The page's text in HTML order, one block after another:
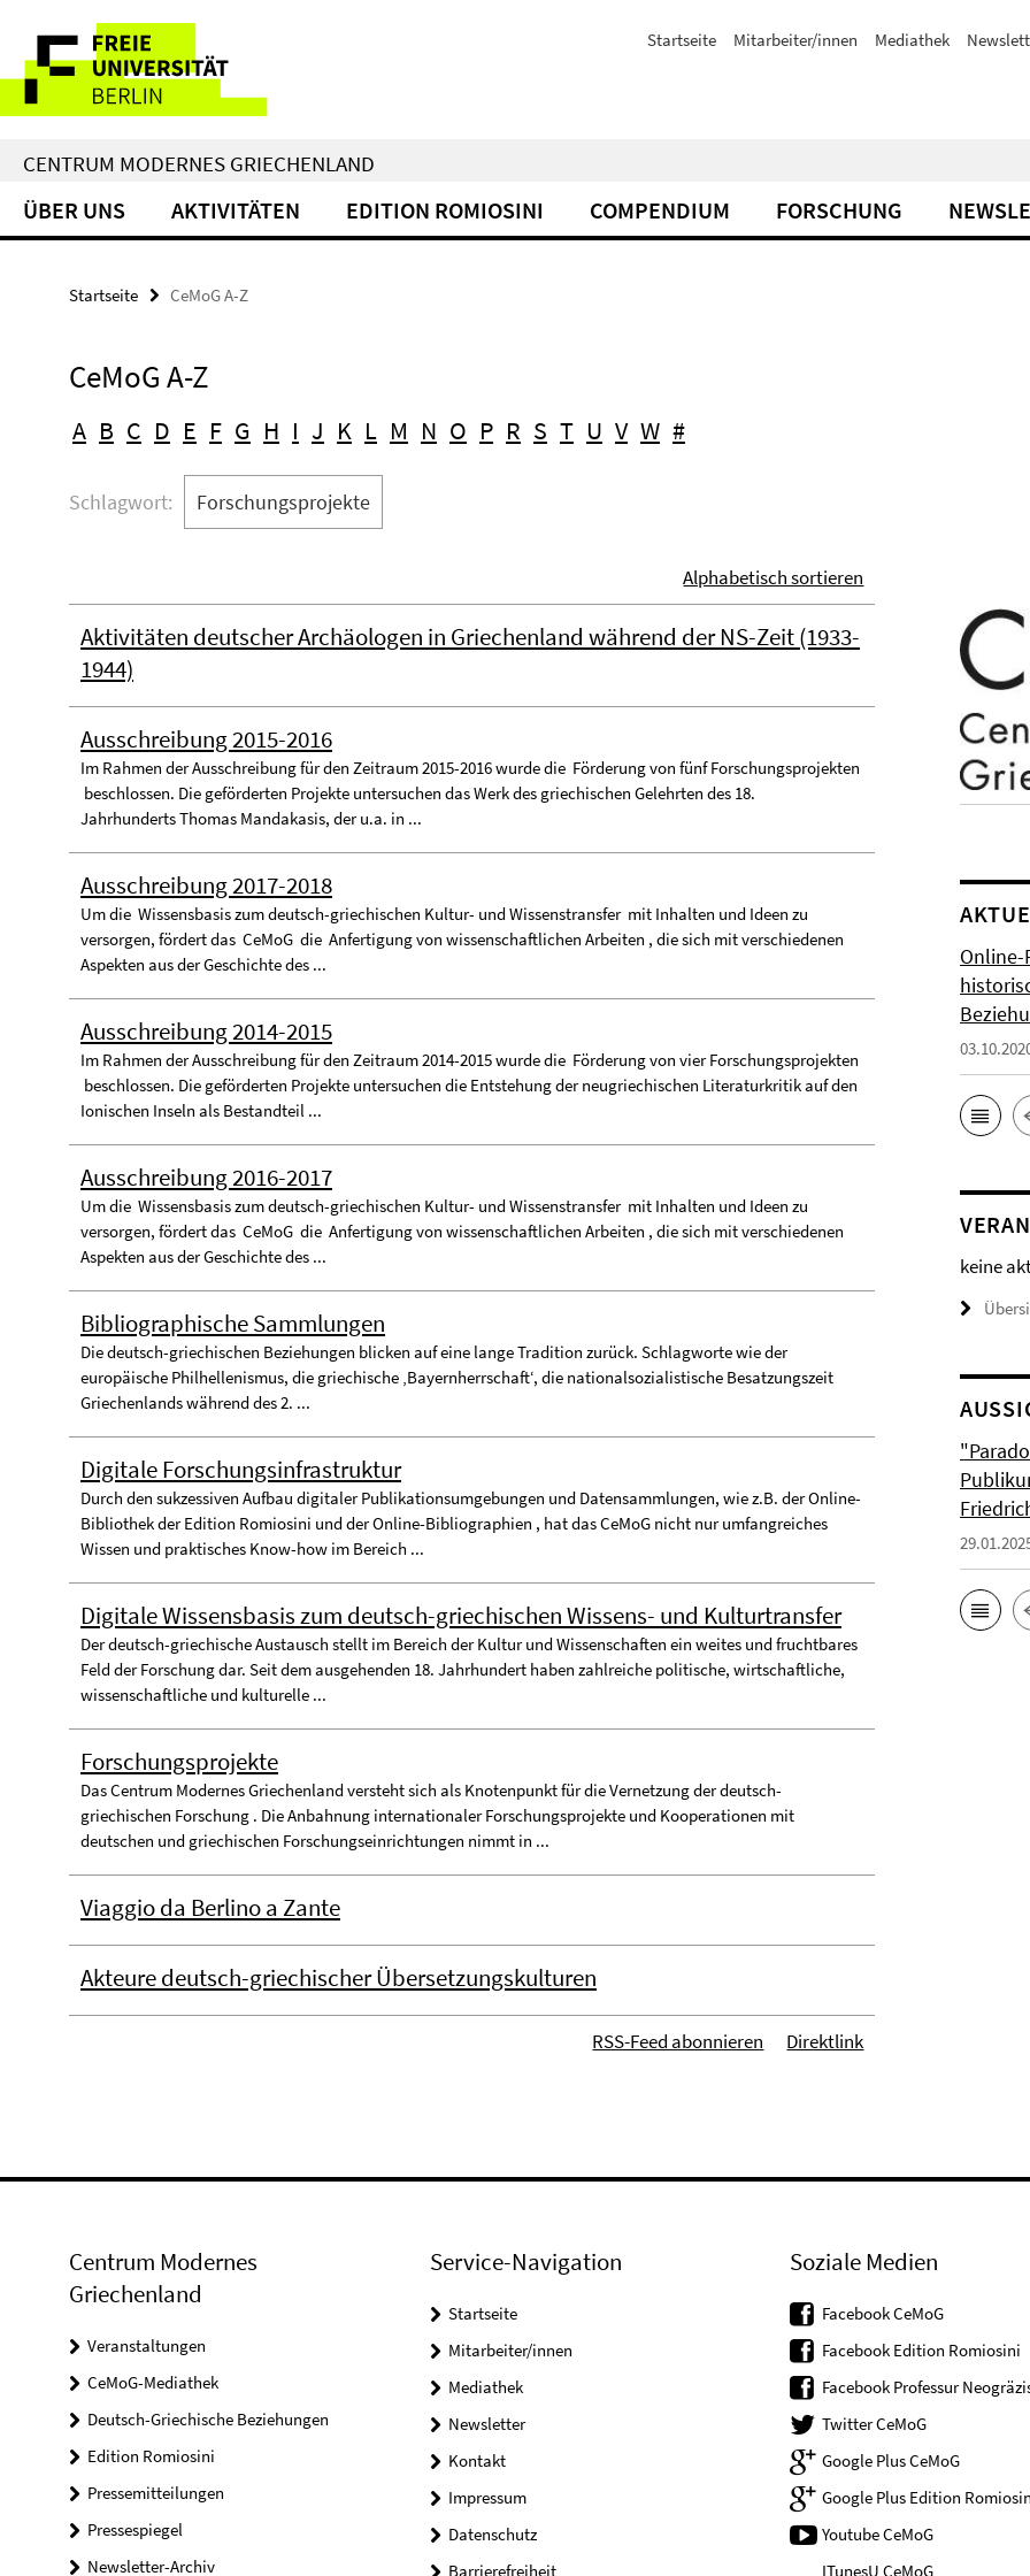
direkt
Inhalt
Service-
Navigation
Startseite Mitarbeiter/innen Mediathek
CENTRUM MODERNES GRIECHENLAND
ÜBER UNS AKTIVITÄTEN EDITION ROMIOSINI COMPENDIUM FORSCHUNG
Startseite CeMoG A-Z
CeMoG A-Z
A B C D E F G H I J K L M N O P R S T U V W #
Schlagwort: Forschungsprojekte
Alphabetisch sortieren
Aktivitäten deutscher Archäologen in Griechenland während der NS-Zeit (1933-
1944)
Ausschreibung 2015-2016
Im Rahmen der Ausschreibung für den Zeitraum 2015-2016 wurde die Förderung von fünf Forschungsprojekten
beschlossen. Die geförderten Projekte untersuchen das Werk des griechischen Gelehrten des 18.
Jahrhunderts Thomas Mandakasis, der u.a. in ...
Ausschreibung 2017-2018
Um die Wissensbasis zum deutsch-griechischen Kultur- und Wissenstransfer mit Inhalten und Ideen zu
versorgen, fördert das CeMoG die Anfertigung von wissenschaftlichen Arbeiten , die sich mit verschiedenen
Aspekten aus der Geschichte des ...
Ausschreibung 2014-2015
Im Rahmen der Ausschreibung für den Zeitraum 2014-2015 wurde die Förderung von vier Forschungsprojekten
beschlossen. Die geförderten Projekte untersuchen die Entstehung der neugriechischen Literaturkritik auf den
Ionischen Inseln als Bestandteil ...
Ausschreibung 2016-2017
Um die Wissensbasis zum deutsch-griechischen Kultur- und Wissenstransfer mit Inhalten und Ideen zu
versorgen, fördert das CeMoG die Anfertigung von wissenschaftlichen Arbeiten , die sich mit verschiedenen
Aspekten aus der Geschichte des ...
Bibliographische Sammlungen
Die deutsch-griechischen Beziehungen blicken auf eine lange Tradition zurück. Schlagworte wie der
europäische Philhellenismus, die griechische ‚Bayernherrschaft‘, die nationalsozialistische Besatzungszeit
Griechenlands während des 2. ...
Digitale Forschungsinfrastruktur
Durch den sukzessiven Aufbau digitaler Publikationsumgebungen und Datensammlungen, wie z.B. der Online-
Bibliothek der Edition Romiosini und der Online-Bibliographien , hat das CeMoG nicht nur umfangreiches
Wissen und praktisches Know-how im Bereich ...
Digitale Wissensbasis zum deutsch-griechischen Wissens- und Kulturtransfer
Der deutsch-griechische Austausch stellt im Bereich der Kultur und Wissenschaften ein weites und fruchtbares
Feld der Forschung dar. Seit dem ausgehenden 18. Jahrhundert haben zahlreiche politische, wirtschaftliche,
wissenschaftliche und kulturelle ...
Forschungsprojekte
Das Centrum Modernes Griechenland versteht sich als Knotenpunkt für die Vernetzung der deutsch-
griechischen Forschung . Die Anbahnung internationaler Forschungsprojekte und Kooperationen mit
deutschen und griechischen Forschungseinrichtungen nimmt in ...
Viaggio da Berlino a Zante
Akteure deutsch-griechischer Übersetzungskulturen
Direktlink
RSS-Feed abonnieren
keine
Centrum Modernes
Griechenland
Veranstaltungen
CeMoG-Mediathek
Deutsch-Griechische Beziehungen
Edition Romiosini
Pressemitteilungen
Pressespiegel
Newsletter-Archiv
Service-Navigation
Startseite
Mitarbeiter/innen
Mediathek
Newsletter
Kontakt
Impressum
Datenschutz
Barrierefreiheit
Soziale Medien
Facebook CeMoG
Facebook Edition Romiosini
Facebook Professur
Twitter CeMoG
Google Plus CeMoG
Google Plus Edition
Youtube CeMoG
ITunesU CeMoG